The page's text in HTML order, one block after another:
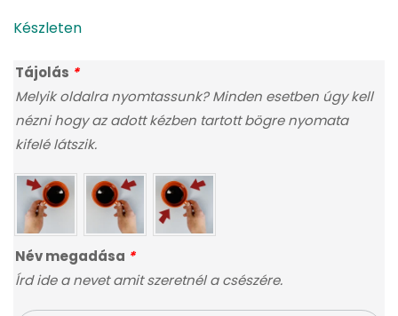
Készleten
Tájolás *
Melyik oldalra nyomtassunk? Minden esetben úgy kell
nézni hogy az adott kézben tartott bögre nyomata
kifelé látszik.
Név megadása *
Írd ide a nevet amit szeretnél a csészére.